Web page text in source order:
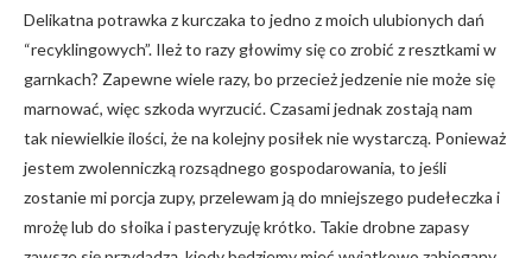
Delikatna potrawka z kurczaka to jedno z moich ulubionych dań
“recyklingowych”. Ileż to razy głowimy się co zrobić z resztkami w
garnkach? Zapewne wiele razy, bo przecież jedzenie nie może się
marnować, więc szkoda wyrzucić. Czasami jednak zostają nam
tak niewielkie ilości, że na kolejny posiłek nie wystarczą. Ponieważ
jestem zwolenniczką rozsądnego gospodarowania, to jeśli
zostanie mi porcja zupy, przelewam ją do mniejszego pudełeczka i
mrożę lub do słoika i pasteryzuję krótko. Takie drobne zapasy